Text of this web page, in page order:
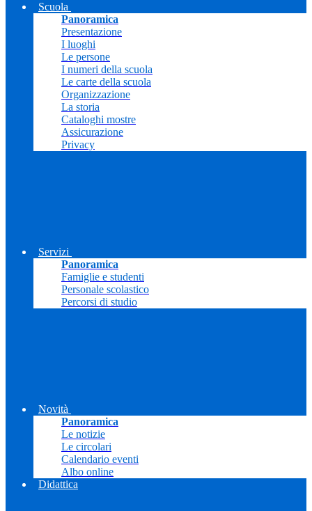
Scuola
Panoramica
Presentazione
I luoghi
Le persone
I numeri della scuola
Le carte della scuola
Organizzazione
La storia
Cataloghi mostre
Assicurazione
Privacy
Servizi
Panoramica
Famiglie e studenti
Personale scolastico
Percorsi di studio
Novità
Panoramica
Le notizie
Le circolari
Calendario eventi
Albo online
Didattica